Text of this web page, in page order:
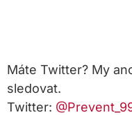
Máte Twitter? My
sledovat.
Twitter: